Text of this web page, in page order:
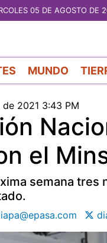
05 DE AGOSTO DE
MUNDO
2021 3:43 PM
el
semana